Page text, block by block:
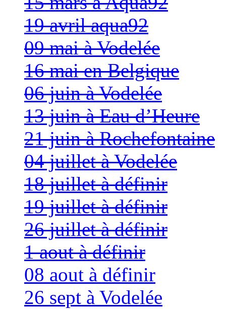
19 avril aqua92
09 mai à Vodelée
16 mai en Belgique
06 juin à Vodelée
13 juin à Eau d’Heure
21 juin à Rochefontaine
04 juillet à Vodelée
18 juillet à définir
19 juillet à définir
26 juillet à définir
1 aout à définir
08 aout à définir
26 sept à Vodelée